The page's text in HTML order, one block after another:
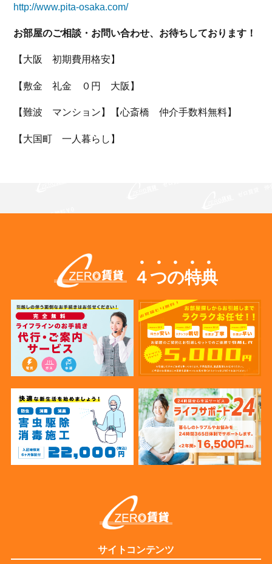
http://www.pita-osaka.com/
お部屋のご相談・お問い合わせ、お待ちしております！
【大阪 初期費用格安】
【敷金 礼金 ０円 大阪】
【難波 マンション】【心斎橋 仲介手数料無料】
【大国町 一人暮らし】
４つの特典
サイトコンテンツ